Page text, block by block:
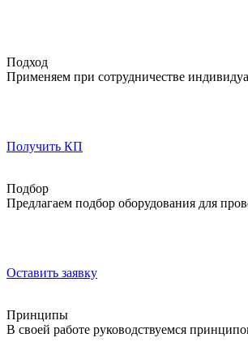
Подход
Применяем при сотрудничестве
Получить КП
Подбор
Предлагаем подбор оборудования для
Оставить заявку
Принципы
В своей работе руководствуемся